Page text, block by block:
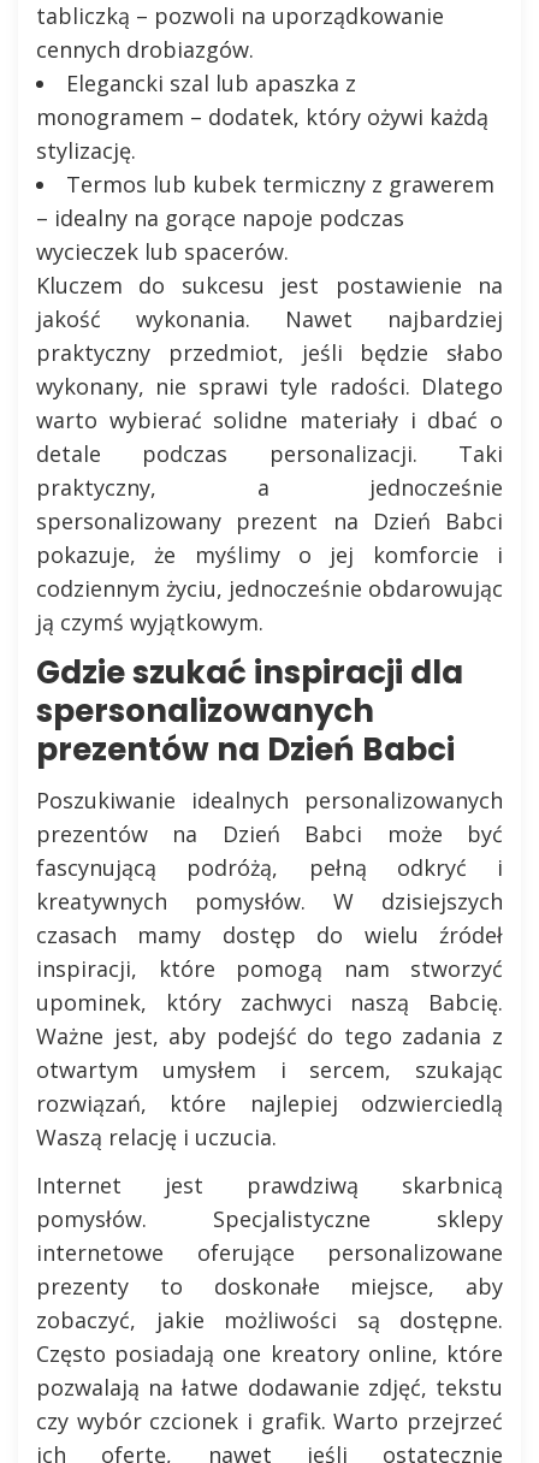
tabliczką – pozwoli na uporządkowanie
cennych drobiazgów.
Elegancki szal lub apaszka z
monogramem – dodatek, który ożywi każdą
stylizację.
Termos lub kubek termiczny z grawerem
– idealny na gorące napoje podczas
wycieczek lub spacerów.
Kluczem do sukcesu jest postawienie na
jakość wykonania. Nawet najbardziej
praktyczny przedmiot, jeśli będzie słabo
wykonany, nie sprawi tyle radości. Dlatego
warto wybierać solidne materiały i dbać o
detale podczas personalizacji. Taki
praktyczny, a jednocześnie
spersonalizowany prezent na Dzień Babci
pokazuje, że myślimy o jej komforcie i
codziennym życiu, jednocześnie obdarowując
ją czymś wyjątkowym.
Gdzie szukać inspiracji dla
spersonalizowanych
prezentów na Dzień Babci
Poszukiwanie idealnych personalizowanych
prezentów na Dzień Babci może być
fascynującą podróżą, pełną odkryć i
kreatywnych pomysłów. W dzisiejszych
czasach mamy dostęp do wielu źródeł
inspiracji, które pomogą nam stworzyć
upominek, który zachwyci naszą Babcię.
Ważne jest, aby podejść do tego zadania z
otwartym umysłem i sercem, szukając
rozwiązań, które najlepiej odzwierciedlą
Waszą relację i uczucia.
Internet jest prawdziwą skarbnicą
pomysłów. Specjalistyczne sklepy
internetowe oferujące personalizowane
prezenty to doskonałe miejsce, aby
zobaczyć, jakie możliwości są dostępne.
Często posiadają one kreatory online, które
pozwalają na łatwe dodawanie zdjęć, tekstu
czy wybór czcionek i grafik. Warto przejrzeć
ich ofertę, nawet jeśli ostatecznie